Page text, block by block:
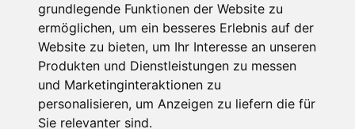
grundlegende Funktionen der Website zu
ermöglichen, um ein besseres Erlebnis auf der
Website zu bieten, um Ihr Interesse an unseren
Produkten und Dienstleistungen zu messen
und Marketinginteraktionen zu
personalisieren, um Anzeigen zu liefern die für
Sie relevanter sind.
Impressum
Datenschutz